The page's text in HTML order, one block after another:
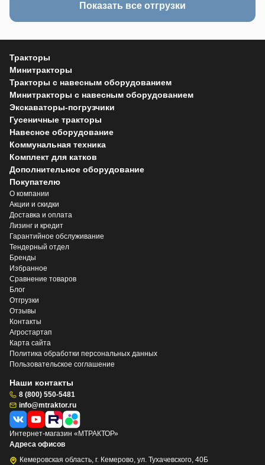
Показать все отгрузки
Тракторы
Минитракторы
Тракторы с навесным оборудованием
Минитракторы с навесным оборудованием
Экскаваторы-погрузчики
Гусеничные тракторы
Навесное оборудование
Коммунальная техника
Комплект для катков
Дополнительное оборудование
Покупателю
О компании
Акции и скидки
Доставка и оплата
Лизинг и кредит
Гарантийное обслуживание
Тендерный отдел
Бренды
Избранное
Сравнение товаров
Блог
Отгрузки
Отзывы
Контакты
Агростартап
Карта сайта
Политика обработки персональных данных
Пользовательское соглашение
Наши контакты
8 (800) 550-5481
info@mtraktor.ru
Интернет-магазин «МТРАКТОР»
Адреса офисов
Кемеровская область, г. Кемерово, ул. Тухачевского, 40Б